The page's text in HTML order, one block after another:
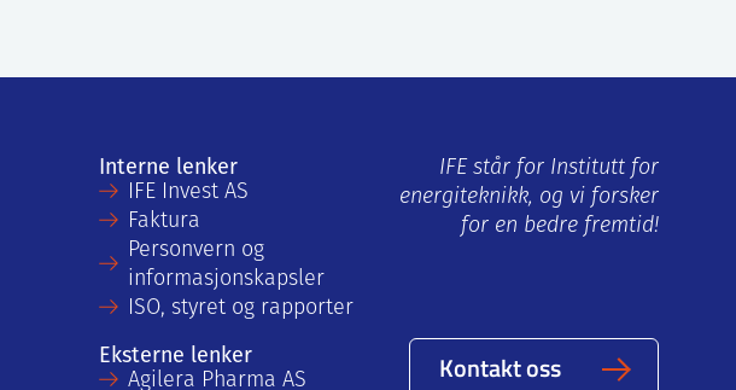
Interne lenker
IFE Invest AS
Faktura
Personvern og
informasjonskapsler
ISO, styret og rapporter
Eksterne lenker
Agilera Pharma AS
IFE står for Institutt for
energiteknikk, og vi forsker
for en bedre fremtid!
Kontakt oss